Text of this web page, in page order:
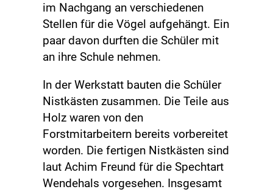
im Nachgang an verschiedenen
Stellen für die Vögel aufgehängt. Ein
paar davon durften die Schüler mit
an ihre Schule nehmen.
In der Werkstatt bauten die Schüler
Nistkästen zusammen. Die Teile aus
Holz waren von den
Forstmitarbeitern bereits vorbereitet
worden. Die fertigen Nistkästen sind
laut Achim Freund für die Spechtart
Wendehals vorgesehen. Insgesamt